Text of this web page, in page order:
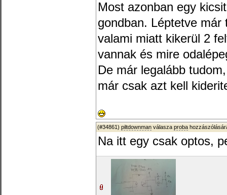
Most azonban egy
gondban. Léptetve
valami miatt kikerül 2
vannak és mire
De már legalább
már csak azt kell
(#34861) piltdownman válasza proba
Na itt egy csak optos,